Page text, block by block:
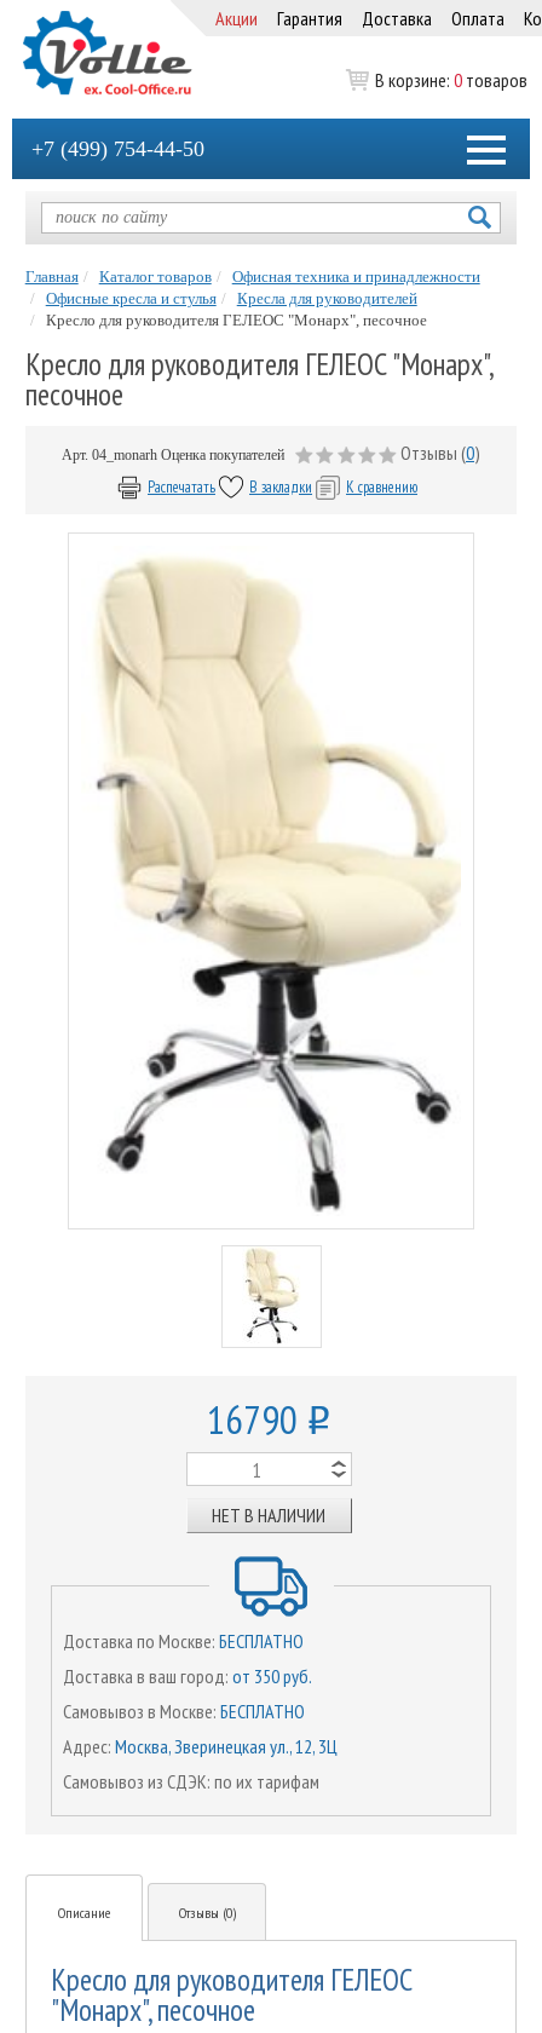
Акции Гарантия Доставка Оплата
В корзине: 0 товаров
+7 (499) 754-44-50
Главная Каталог товаров
Офисная техника и принадлежности
Офисные кресла и стулья
Кресла для руководителей
Кресло для руководителя ГЕЛЕОС "Монарх", песочное
Кресло для руководителя ГЕЛЕОС "Монарх",
песочное
Арт. 04_monarh Оценка покупателей Отзывы (0)
Распечатать В закладки К сравнению
16790 o
НЕТ В НАЛИЧИИ
Доставка по Москве: БЕСПЛАТНО
Доставка в ваш город: от 350 руб.
Самовывоз в Москве: БЕСПЛАТНО
Адрес: Москва, Зверинецкая ул., 12, 3Ц
Самовывоз из СДЭК: по их тарифам
Описание Отзывы (0)
Кресло для руководителя ГЕЛЕОС
"Монарх", песочное